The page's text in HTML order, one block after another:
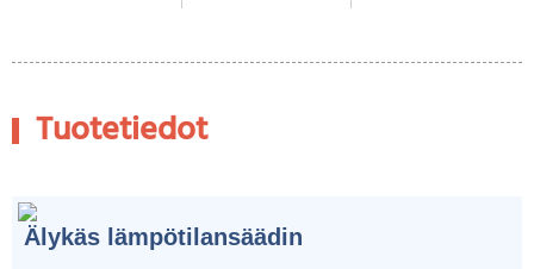
Tuotetiedot
Älykäs lämpötilansäädin